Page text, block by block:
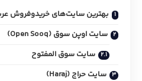
بهترین سایت‌های خریدوفروش
سایت اوپن سوق (Open Sooq)
سایت سوق المفتوح
سایت حراج (Haraj)